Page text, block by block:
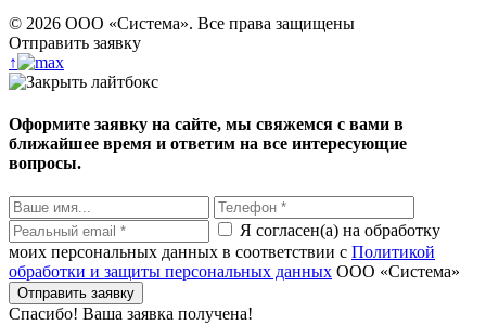
© 2026 ООО «Система». Все права защищены
Отправить заявку
↑
Оформите заявку на сайте, мы свяжемся с вами в
ближайшее время и ответим на все интересующие
вопросы.
Я согласен(а) на обработку
моих персональных данных в соответствии с Политикой
обработки и защиты персональных данных ООО «Система»
Спасибо! Ваша заявка получена!